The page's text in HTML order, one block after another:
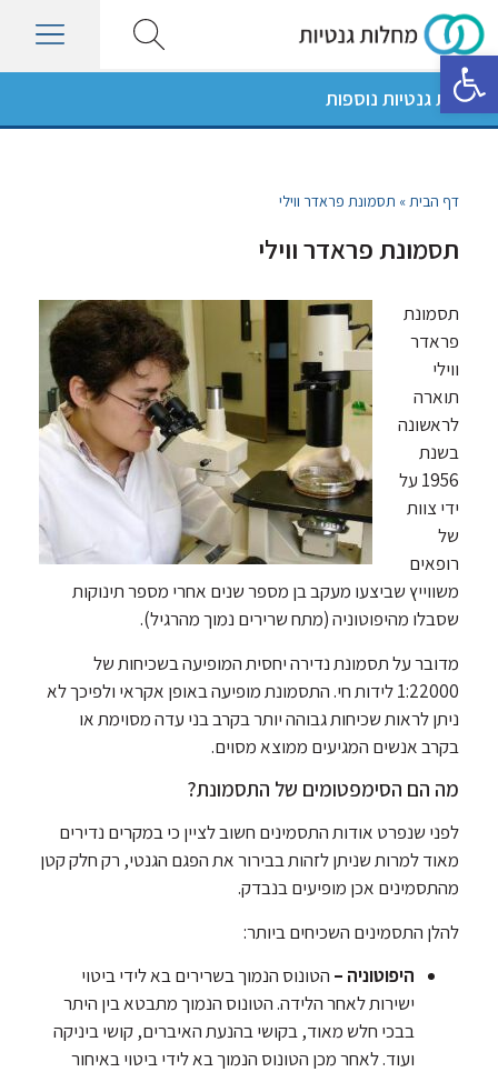
פתח סרגל נגישות
מחלות גנטיות נוספות
דף הבית» תסמונת פראדר ווילי
תסמונת פראדר ווילי
תסמונת
פראדר
ווילי
תוארה
לראשונה
בשנת
1956 על
ידי צוות
של
רופאים
משווייץ שביצעו מעקב בן מספר שנים אחרי מספר תינוקות
שסבלו מהיפוטוניה (מתח שרירים נמוך מהרגיל).
מדובר על תסמונת נדירה יחסית המופיעה בשכיחות של
1:22000 לידות חי. התסמונת מופיעה באופן אקראי ולפיכך לא
ניתן לראות שכיחות גבוהה יותר בקרב בני עדה מסוימת או
בקרב אנשים המגיעים ממוצא מסוים.
מה הם הסימפטומים של התסמונת?
לפני שנפרט אודות התסמינים חשוב לציין כי במקרים נדירים
מאוד למרות שניתן לזהות בבירור את הפגם הגנטי, רק חלק קטן
מהתסמינים אכן מופיעים בנבדק.
להלן התסמינים השכיחים ביותר:
היפוטוניה – הטונוס הנמוך בשרירים בא לידי ביטוי
ישירות לאחר הלידה. הטונוס הנמוך מתבטא בין היתר
בבכי חלש מאוד, בקושי בהנעת האיברים, קושי ביניקה
ועוד. לאחר מכן הטונוס הנמוך בא לידי ביטוי באיחור